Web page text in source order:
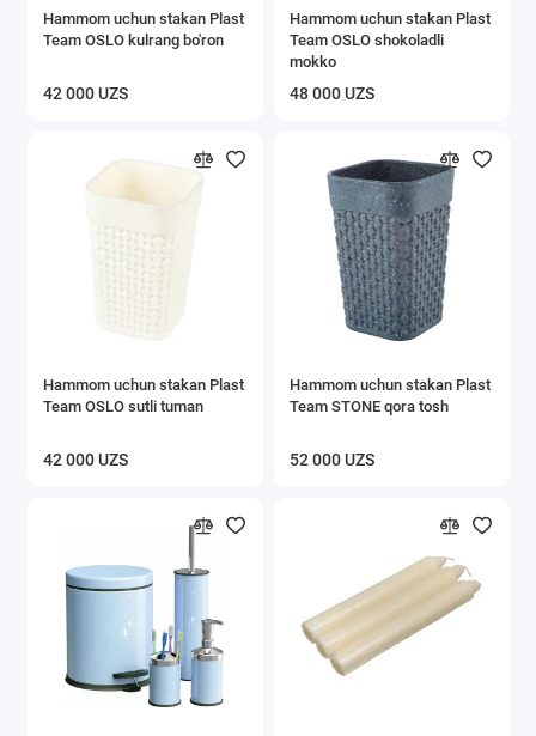
Ilgichlar
Ichki kiyimlar uchun quritgichlar
Kiyimlari uchun javonlar
Oshxona buyumlari
Xaltalik aravalar
Axlat qutisi
Buyumlarni saqlash
Vanna va hojatxona aksessuarlari
Tozalash ishlari uchun inventarlar
Hammom uchun stakan Plast
Team OSLO kulrang bo'ron
42 000 UZS
Hammom uchun stakan Plast
Team OSLO shokoladli
mokko
48 000 UZS
Hammom uchun stakan Plast
Team OSLO sutli tuman
42 000 UZS
Hammom uchun stakan Plast
Team STONE qora tosh
52 000 UZS